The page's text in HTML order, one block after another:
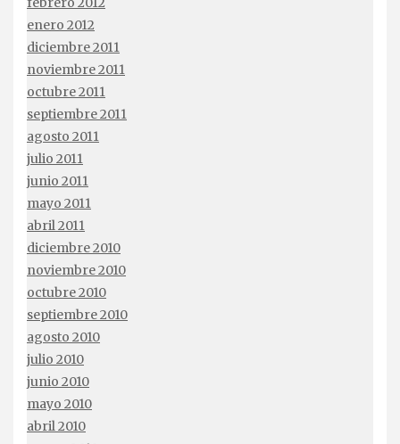
enero 2012
diciembre 2011
noviembre 2011
octubre 2011
septiembre 2011
agosto 2011
julio 2011
junio 2011
mayo 2011
abril 2011
diciembre 2010
noviembre 2010
octubre 2010
septiembre 2010
agosto 2010
julio 2010
junio 2010
mayo 2010
abril 2010